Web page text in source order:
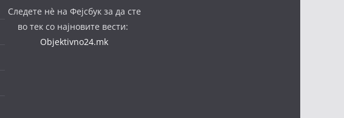
Следете нè на Фејсбук за да сте
во тек со најновите вести:
Objektivno24.mk